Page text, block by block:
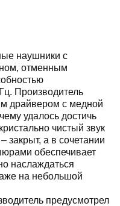
наушники с
отменным
Производитель
драйвером с медной
удалось достичь
чистый звук
закрыт, а в сочетании
обеспечивает
наслаждаться
на небольшой
предусмотрел